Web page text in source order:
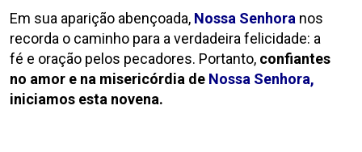
Em sua aparição abençoada, Nossa Senhora nos
recorda o caminho para a verdadeira felicidade: a
fé e oração pelos pecadores. Portanto, confiantes
no amor e na misericórdia de Nossa Senhora,
iniciamos esta novena.